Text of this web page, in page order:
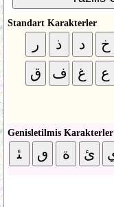
Standart Karakterler
Genisletilmis Karakterler